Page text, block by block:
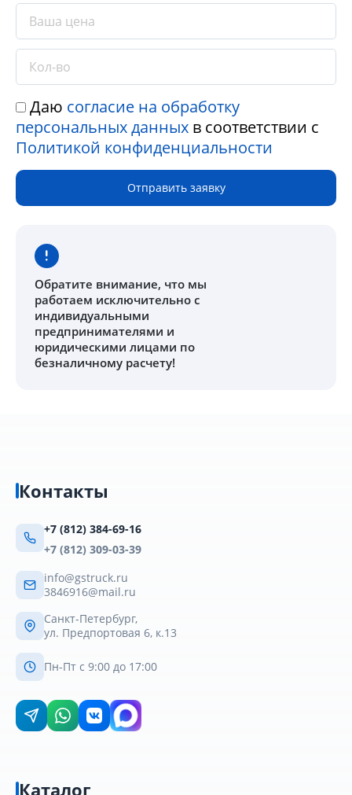
Даю согласие на обработку
персональных данных в соответствии с
Политикой конфиденциальности
Отправить заявку
Обратите внимание, что мы
работаем исключительно с
индивидуальными
предпринимателями и
юридическими лицами по
безналичному расчету!
Контакты
+7 (812) 384-69-16
+7 (812) 309-03-39
info@gstruck.ru
3846916@mail.ru
Санкт-Петербург,
ул. Предпортовая 6, к.13
Пн-Пт с 9:00 до 17:00
Каталог